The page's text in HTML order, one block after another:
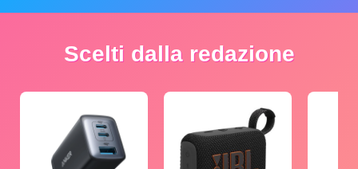
Scelti dalla redazione